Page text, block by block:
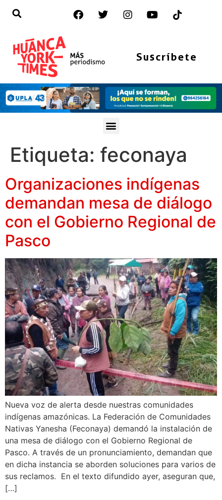
Suscríbete
Etiqueta: feconaya
Organizaciones indígenas
demandan mesa de diálogo
con el Gobierno Regional de
Pasco
Nueva voz de alerta desde nuestras comunidades
indígenas amazónicas. La Federación de Comunidades
Nativas Yanesha (Feconaya) demandó la instalación de
una mesa de diálogo con el Gobierno Regional de
Pasco. A través de un pronunciamiento, demandan que
en dicha instancia se aborden soluciones para varios de
sus reclamos. En el texto difundido ayer, aseguran que,
[…]